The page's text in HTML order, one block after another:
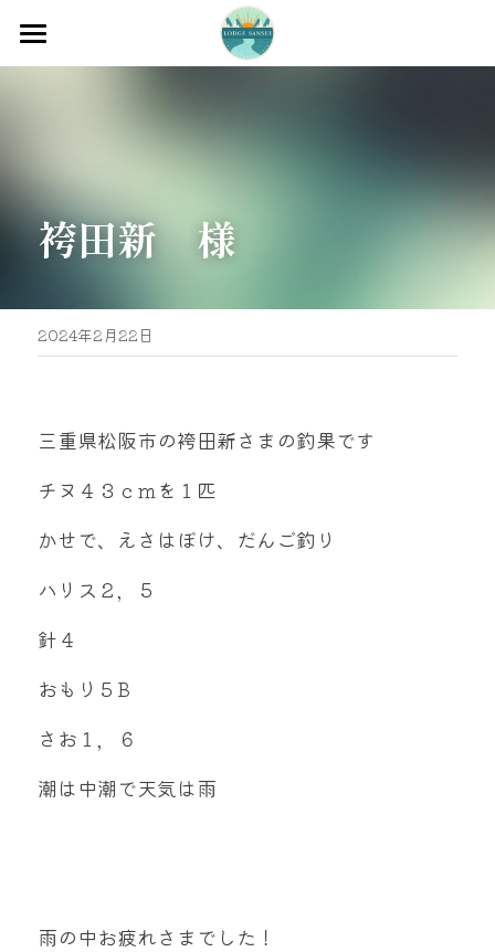
ホーム
牡蠣販売
グッズ販売
お問い合わせ
0597-32-0573
mtok0617love@yahoo.co.jp
袴田新　様
2024年2月22日
三重県松阪市の袴田新さまの釣果です
チヌ４３ｃｍを１匹
かせで、えさはぼけ、だんご釣り
ハリス２，５
針４
おもり５B
さお１，６
潮は中潮で天気は雨
雨の中お疲れさまでした！